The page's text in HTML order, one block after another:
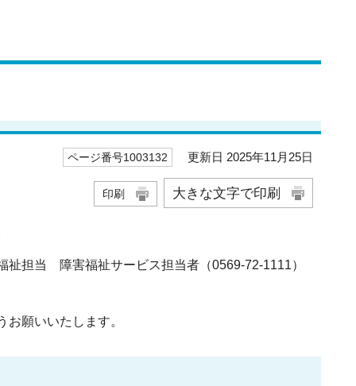
ページ番号1003132 更新日 2025年11月25日
印刷 大きな文字で印刷
担当 障害福祉サービス担当者（0569-72-1111）
願いいたします。